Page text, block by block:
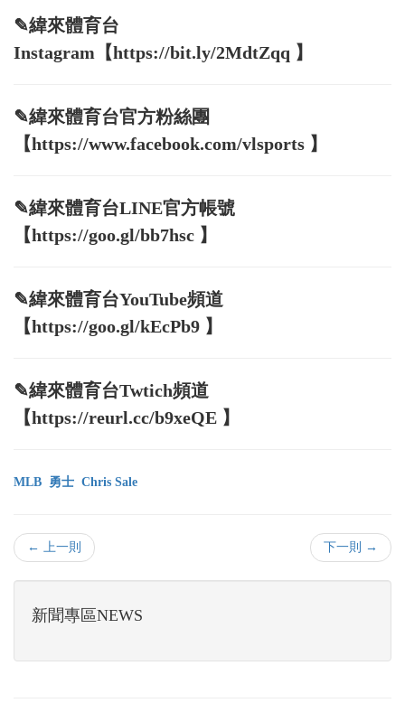
✎緯來體育台
Instagram【https://bit.ly/2MdtZqq 】
✎緯來體育台官方粉絲團
【https://www.facebook.com/vlsports 】
✎緯來體育台LINE官方帳號
【https://goo.gl/bb7hsc 】
✎緯來體育台YouTube頻道
【https://goo.gl/kEcPb9 】
✎緯來體育台Twtich頻道
【https://reurl.cc/b9xeQE 】
MLB 勇士 Chris Sale
← 上一則 下一則 →
新聞專區NEWS